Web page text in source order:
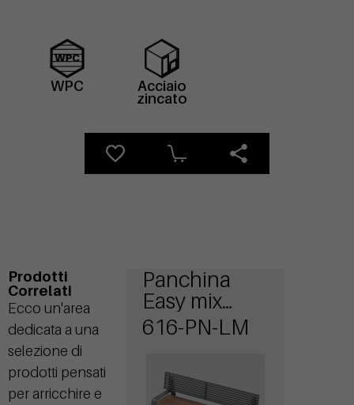
WPC Acciaio
zincato
Prodotti
Correlati
Ecco un'area
dedicata a una
selezione di
prodotti pensati
per arricchire e
Panchina
Easy mix
seduta in
acciaio
616-PN-LM